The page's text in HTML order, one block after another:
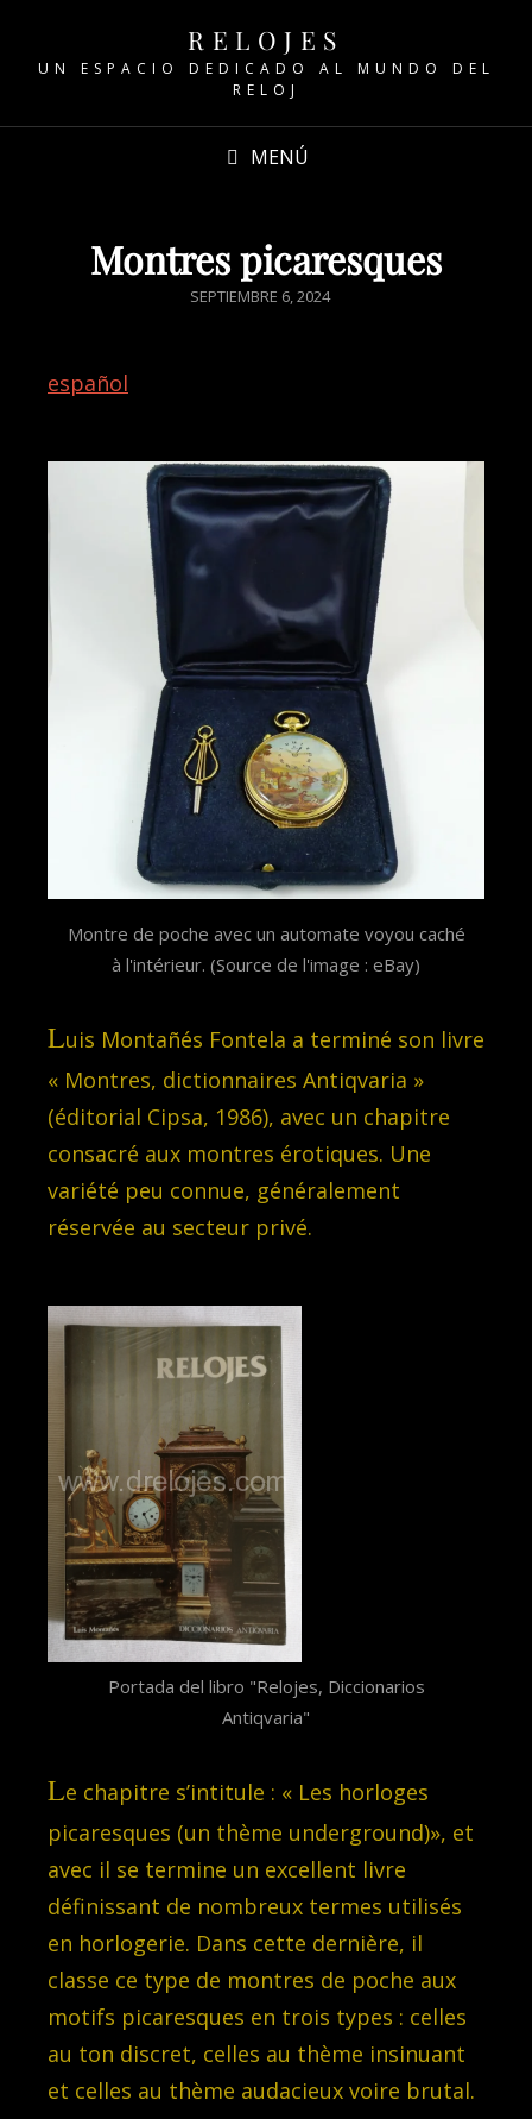
RELOJES
UN ESPACIO DEDICADO AL MUNDO DEL
RELOJ
MENÚ
Montres picaresques
SEPTIEMBRE 6, 2024
español
Montre de poche avec un automate voyou caché
à l'intérieur. (Source de l'image : eBay)
Luis Montañés Fontela a terminé son livre
« Montres, dictionnaires Antiqvaria »
(éditorial Cipsa, 1986), avec un chapitre
consacré aux montres érotiques. Une
variété peu connue, généralement
réservée au secteur privé.
Portada del libro "Relojes, Diccionarios
Antiqvaria"
Le chapitre s’intitule : « Les horloges
picaresques (un thème underground)», et
avec il se termine un excellent livre
définissant de nombreux termes utilisés
en horlogerie. Dans cette dernière, il
classe ce type de montres de poche aux
motifs picaresques en trois types : celles
au ton discret, celles au thème insinuant
et celles au thème audacieux voire brutal.